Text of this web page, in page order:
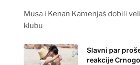
Musa i Kenan Kamenjaš dobili
klubu
Slavni par
reakcije